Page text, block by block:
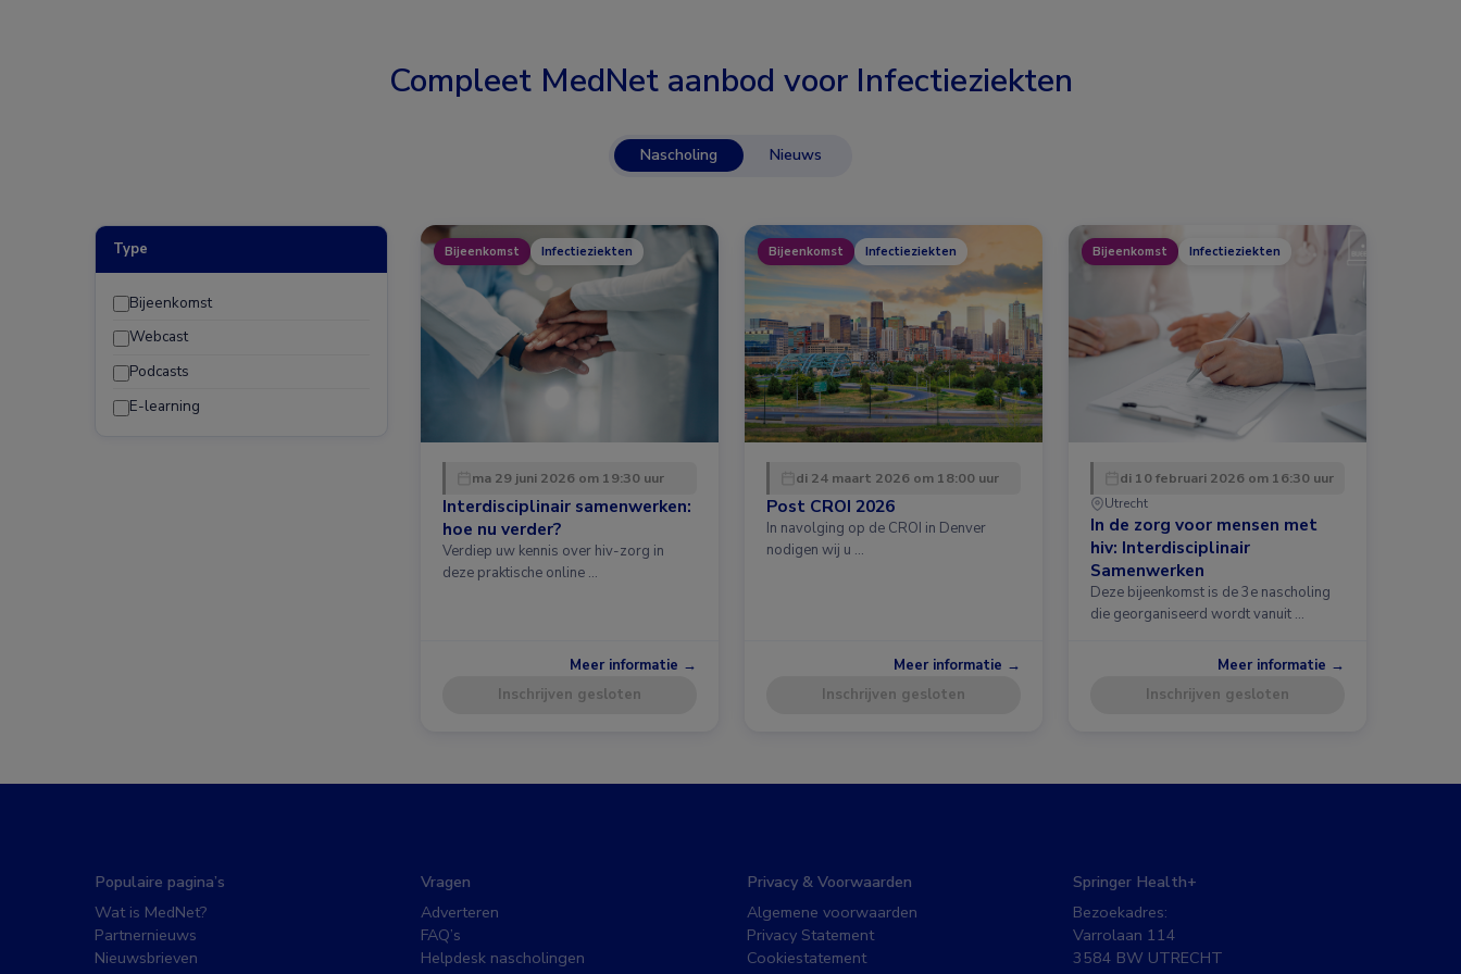
Compleet MedNet aanbod voor Infectieziekten
Nascholing Nieuws
Type
Bijeenkomst
Webcast
Podcasts
E-learning
Bijeenkomst Infectieziekten
ma 29 juni 2026 om 19:30 uur
Interdisciplinair samenwerken:
hoe nu verder?
Verdiep uw kennis over hiv-zorg in
deze praktische online …
Meer informatie →
Inschrijven gesloten
Bijeenkomst Infectieziekten
di 24 maart 2026 om 18:00 uur
Post CROI 2026
In navolging op de CROI in Denver
nodigen wij u …
Meer informatie →
Inschrijven gesloten
Bijeenkomst Infectieziekten
di 10 februari 2026 om 16:30 uur
Utrecht
In de zorg voor mensen met
hiv: Interdisciplinair
Samenwerken
Deze bijeenkomst is de 3e nascholing
die georganiseerd wordt vanuit …
Meer informatie →
Inschrijven gesloten
Populaire pagina’s
Wat is MedNet?
Partnernieuws
Nieuwsbrieven
Vragen
Adverteren
FAQ’s
Helpdesk nascholingen
Privacy & Voorwaarden
Algemene voorwaarden
Privacy Statement
Cookiestatement
Springer Health+
Bezoekadres:
Varrolaan 114
3584 BW UTRECHT